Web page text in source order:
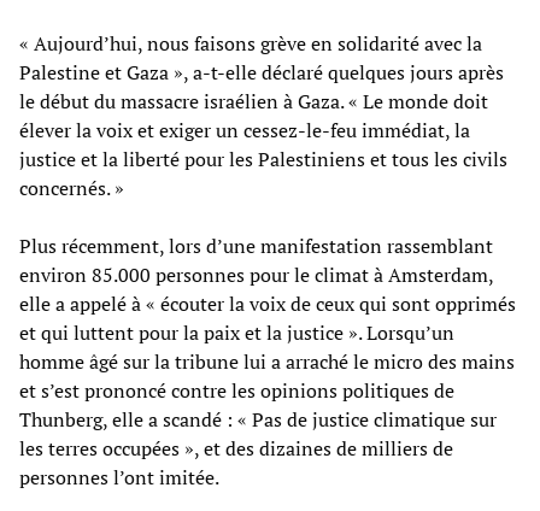
« Aujourd’hui, nous faisons grève en solidarité avec la
Palestine et Gaza », a-t-elle déclaré quelques jours après
le début du massacre israélien à Gaza. « Le monde doit
élever la voix et exiger un cessez-le-feu immédiat, la
justice et la liberté pour les Palestiniens et tous les civils
concernés. »
Plus récemment, lors d’une manifestation rassemblant
environ 85.000 personnes pour le climat à Amsterdam,
elle a appelé à « écouter la voix de ceux qui sont opprimés
et qui luttent pour la paix et la justice ». Lorsqu’un
homme âgé sur la tribune lui a arraché le micro des mains
et s’est prononcé contre les opinions politiques de
Thunberg, elle a scandé : « Pas de justice climatique sur
les terres occupées », et des dizaines de milliers de
personnes l’ont imitée.